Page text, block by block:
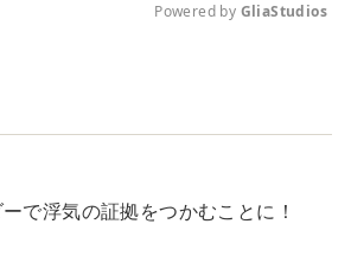
t
Powered by GliaStudios
で浮気の証拠をつかむことに！